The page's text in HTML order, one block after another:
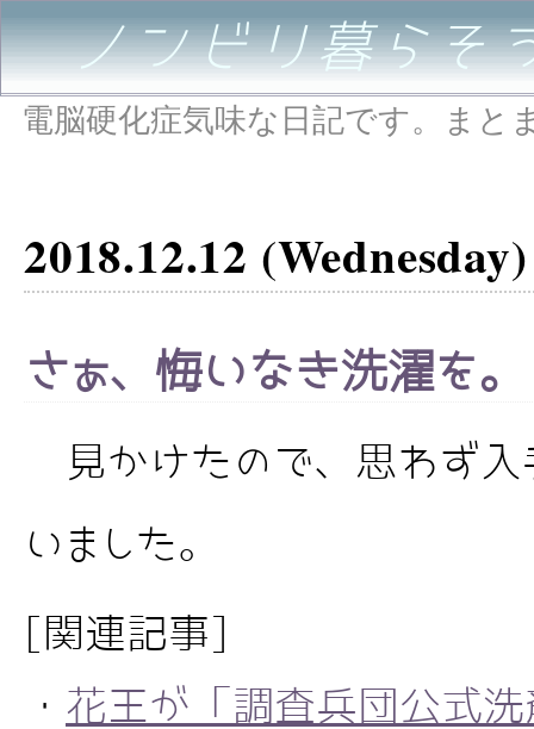
ノンビリ暮らそ
電脳硬化症気味な日記です。まと
2018.12.12 (Wednesday)
さぁ、悔いなき洗濯を。
見かけたので、思わず入
いました。
[関連記事]
・ 花王が「調査兵団公式